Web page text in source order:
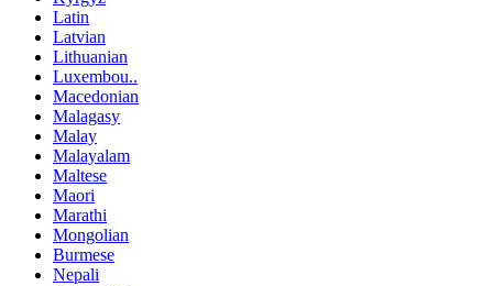
Latin
Latvian
Lithuanian
Luxembou..
Macedonian
Malagasy
Malay
Malayalam
Maltese
Maori
Marathi
Mongolian
Burmese
Nepali